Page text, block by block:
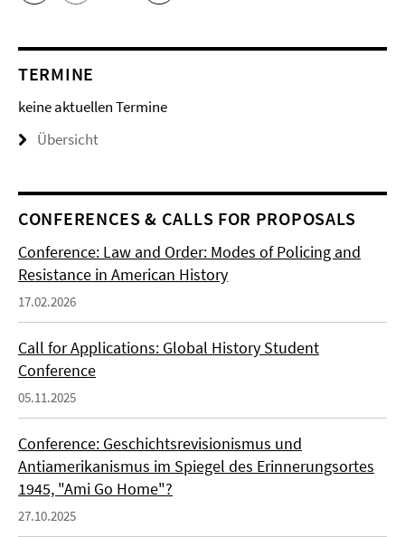
TERMINE
keine aktuellen Termine
Übersicht
CONFERENCES & CALLS FOR PROPOSALS
Conference: Law and Order: Modes of Policing and
Resistance in American History
17.02.2026
Call for Applications: Global History Student
Conference
05.11.2025
Conference: Geschichtsrevisionismus und
Antiamerikanismus im Spiegel des Erinnerungsortes
1945, "Ami Go Home"?
27.10.2025